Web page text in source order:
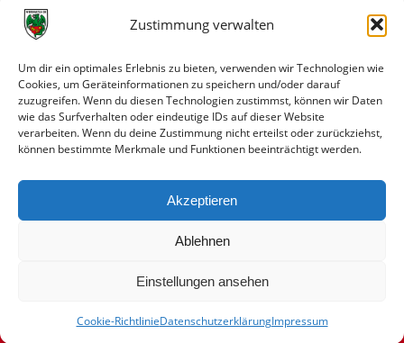
Zustimmung verwalten
Um dir ein optimales Erlebnis zu bieten, verwenden wir Technologien wie
Cookies, um Geräteinformationen zu speichern und/oder darauf
zuzugreifen. Wenn du diesen Technologien zustimmst, können wir Daten
wie das Surfverhalten oder eindeutige IDs auf dieser Website
verarbeiten. Wenn du deine Zustimmung nicht erteilst oder zurückziehst,
können bestimmte Merkmale und Funktionen beeinträchtigt werden.
Akzeptieren
Ablehnen
Einstellungen ansehen
Cookie-RichtlinieDatenschutzerklärungImpressum
31. Juli 2026
30. Juli 2026
Deine Spielminute: 89+1
28. Juli 2026
Neuer Rückensponsor
Neue Podcast-Folge: So tickt Björn!
27. Juli 2026
© VfR Wormatia Worms